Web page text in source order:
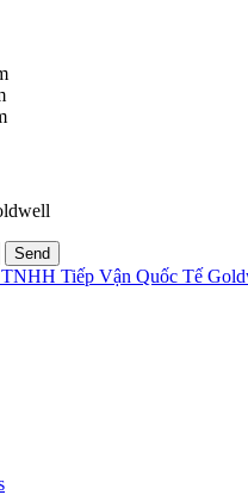
Tiếp Vận Quốc Tế